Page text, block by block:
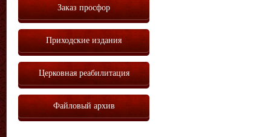
Заказ просфор
Приходские издания
Церковная реабилитация
Файловый архив